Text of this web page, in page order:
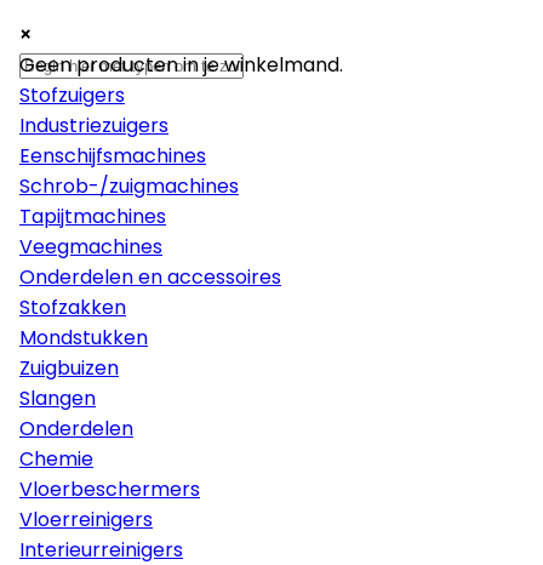
×
Machines
Stofzuigers
Industriezuigers
Eenschijfsmachines
Schrob-/zuigmachines
Tapijtmachines
Veegmachines
Onderdelen en accessoires
Stofzakken
Mondstukken
Zuigbuizen
Slangen
Onderdelen
Chemie
Vloerbeschermers
Vloerreinigers
Interieurreinigers
×
×
Geen producten in je winkelmand.